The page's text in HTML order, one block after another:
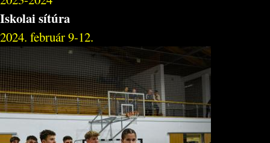
Iskolai sítúra
2024. február 9-12.